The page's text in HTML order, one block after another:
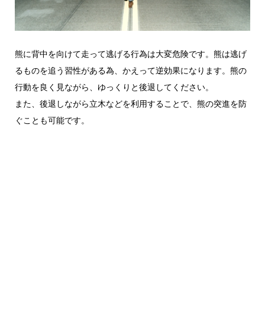
熊に背中を向けて走って逃げる行為は大変危険です。熊は逃げ
るものを追う習性がある為、かえって逆効果になります。熊の
行動を良く見ながら、ゆっくりと後退してください。
また、後退しながら立木などを利用することで、熊の突進を防
ぐことも可能です。